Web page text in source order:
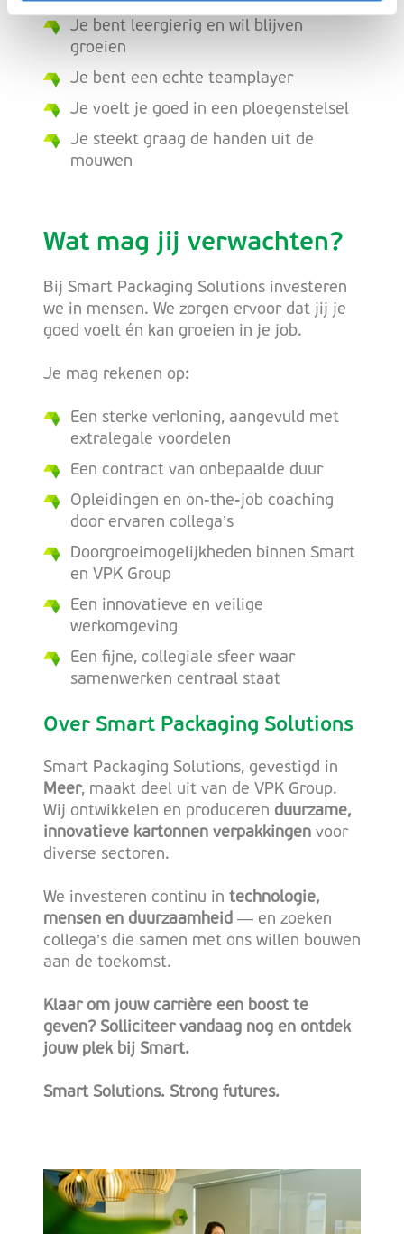
Je bent leergierig en wil blijven
groeien
Je bent een echte teamplayer
Je voelt je goed in een ploegenstelsel
Je steekt graag de handen uit de
mouwen
Wat mag jij verwachten?
Bij Smart Packaging Solutions investeren
we in mensen. We zorgen ervoor dat jij je
goed voelt én kan groeien in je job.
Je mag rekenen op:
Een sterke verloning, aangevuld met
extralegale voordelen
Een contract van onbepaalde duur
Opleidingen en on-the-job coaching
door ervaren collega’s
Doorgroeimogelijkheden binnen Smart
en VPK Group
Een innovatieve en veilige
werkomgeving
Een fijne, collegiale sfeer waar
samenwerken centraal staat
Over Smart Packaging Solutions
Smart Packaging Solutions, gevestigd in
Meer, maakt deel uit van de VPK Group.
Wij ontwikkelen en produceren duurzame,
innovatieve kartonnen verpakkingen voor
diverse sectoren.
We investeren continu in technologie,
mensen en duurzaamheid — en zoeken
collega’s die samen met ons willen bouwen
aan de toekomst.
Klaar om jouw carrière een boost te
geven? Solliciteer vandaag nog en ontdek
jouw plek bij Smart.
Smart Solutions. Strong futures.